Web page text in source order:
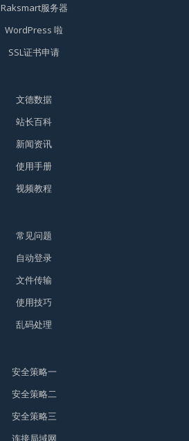
Raksmart服务器
WordPress 啦
SSL证书申请
文德数据
站长百科
新闻资讯
使用手册
视频教程
常见问题
自动登录
文件传输
使用技巧
乱码处理
安全策略一
安全策略二
安全策略三
连接局域网